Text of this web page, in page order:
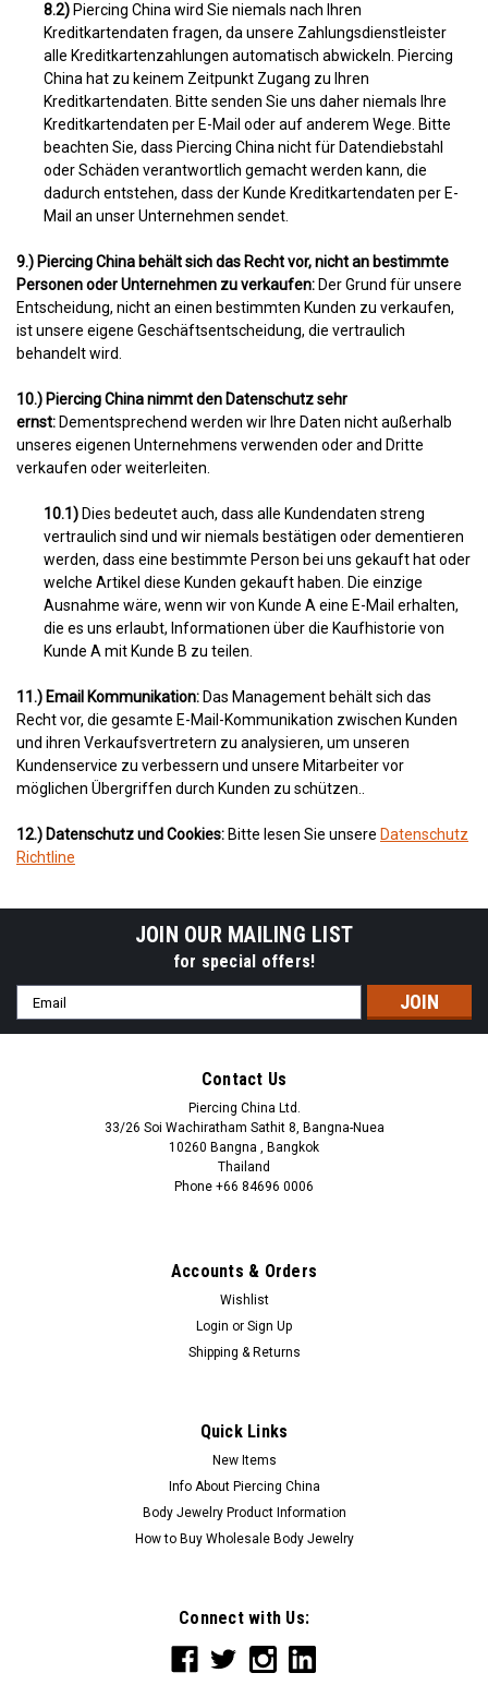
8.2) Piercing China wird Sie niemals nach Ihren
Kreditkartendaten fragen, da unsere Zahlungsdienstleister
alle Kreditkartenzahlungen automatisch abwickeln. Piercing
China hat zu keinem Zeitpunkt Zugang zu Ihren
Kreditkartendaten. Bitte senden Sie uns daher niemals Ihre
Kreditkartendaten per E-Mail oder auf anderem Wege. Bitte
beachten Sie, dass Piercing China nicht für Datendiebstahl
oder Schäden verantwortlich gemacht werden kann, die
dadurch entstehen, dass der Kunde Kreditkartendaten per E-
Mail an unser Unternehmen sendet.
9.) Piercing China behält sich das Recht vor, nicht an bestimmte
Personen oder Unternehmen zu verkaufen: Der Grund für unsere
Entscheidung, nicht an einen bestimmten Kunden zu verkaufen,
ist unsere eigene Geschäftsentscheidung, die vertraulich
behandelt wird.
10.) Piercing China nimmt den Datenschutz sehr
ernst: Dementsprechend werden wir Ihre Daten nicht außerhalb
unseres eigenen Unternehmens verwenden oder and Dritte
verkaufen oder weiterleiten.
10.1) Dies bedeutet auch, dass alle Kundendaten streng
vertraulich sind und wir niemals bestätigen oder dementieren
werden, dass eine bestimmte Person bei uns gekauft hat oder
welche Artikel diese Kunden gekauft haben. Die einzige
Ausnahme wäre, wenn wir von Kunde A eine E-Mail erhalten,
die es uns erlaubt, Informationen über die Kaufhistorie von
Kunde A mit Kunde B zu teilen.
11.) Email Kommunikation: Das Management behält sich das
Recht vor, die gesamte E-Mail-Kommunikation zwischen Kunden
und ihren Verkaufsvertretern zu analysieren, um unseren
Kundenservice zu verbessern und unsere Mitarbeiter vor
möglichen Übergriffen durch Kunden zu schützen..
12.) Datenschutz und Cookies: Bitte lesen Sie unsere Datenschutz
Richtline
JOIN OUR MAILING LIST
for special offers!
Email
Address
Contact Us
Piercing China Ltd.
33/26 Soi Wachiratham Sathit 8, Bangna-Nuea
10260 Bangna , Bangkok
Thailand
Phone +66 84696 0006
Accounts & Orders
Wishlist
Login or Sign Up
Shipping & Returns
Quick Links
New Items
Info About Piercing China
Body Jewelry Product Information
How to Buy Wholesale Body Jewelry
Connect with Us: